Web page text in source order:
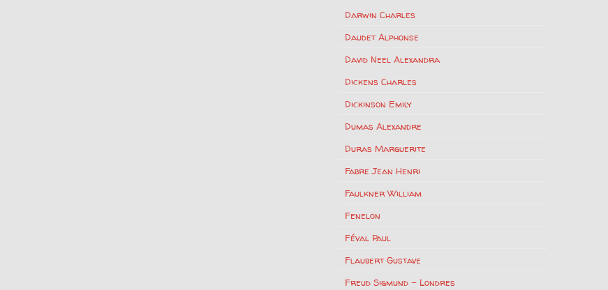
Darwin Charles
Daudet Alphonse
David Neel Alexandra
Dickens Charles
Dickinson Emily
Dumas Alexandre
Duras Marguerite
Fabre Jean Henri
Faulkner William
Fenelon
Féval Paul
Flaubert Gustave
Freud Sigmund – Londres